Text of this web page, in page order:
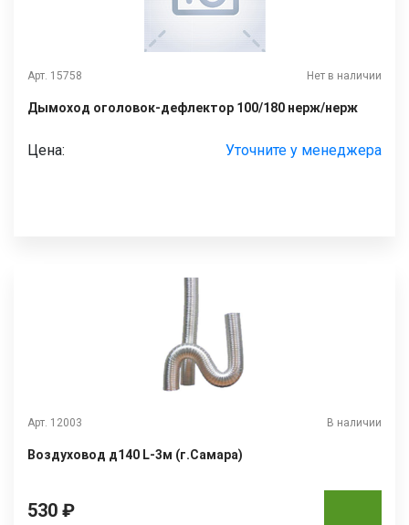
Арт. 15758 Нет в наличии
Дымоход оголовок-дефлектор 100/180 нерж/нерж
Цена: Уточните у менеджера
Арт. 12003 В наличии
Воздуховод д140 L-3м (г.Самара)
530 ₽